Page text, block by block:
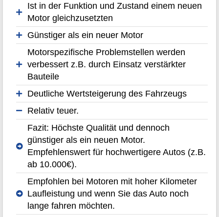
Ist in der Funktion und Zustand einem neuen
Motor gleichzusetzten
Günstiger als ein neuer Motor
Motorspezifische Problemstellen werden
verbessert z.B. durch Einsatz verstärkter
Bauteile
Deutliche Wertsteigerung des Fahrzeugs
Relativ teuer.
Fazit: Höchste Qualität und dennoch
günstiger als ein neuen Motor.
Empfehlenswert für hochwertigere Autos (z.B.
ab 10.000€).
Empfohlen bei Motoren mit hoher Kilometer
Laufleistung und wenn Sie das Auto noch
lange fahren möchten.